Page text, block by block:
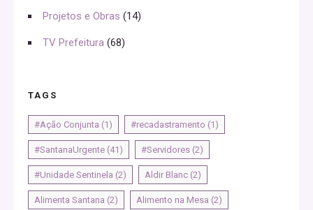
Projetos e Obras (14)
TV Prefeitura (68)
TAGS
#Ação Conjunta (1) #recadastramento (1)
#SantanaUrgente (41) #Servidores (2)
#Unidade Sentinela (2) Aldir Blanc (2)
Alimenta Santana (2) Alimento na Mesa (2)